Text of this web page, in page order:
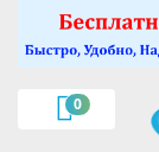
0